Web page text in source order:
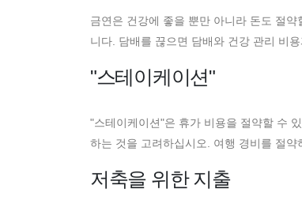
금연은 건강에 좋을 뿐만 아니라 돈도 절
니다. 담배를 끊으면 담배와 건강 관리 비
"스테이케이션"
"스테이케이션"은 휴가 비용을 절약할 수
하는 것을 고려하십시오. 여행 경비를 절
저축을 위한 지출